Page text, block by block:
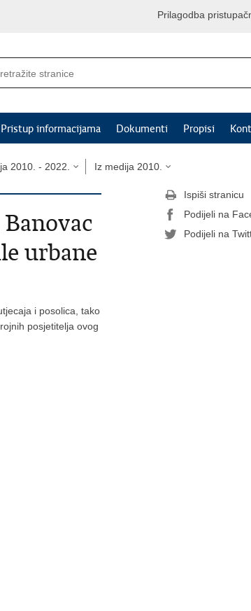
Prilagodba
Pristup informacijama Dokumenti Propisi
2010. - 2022. Iz medija 2010.
urbane
i posolica, tako
posjetitelja ovog
Ispiši stranicu
Podijeli na
Podijeli na